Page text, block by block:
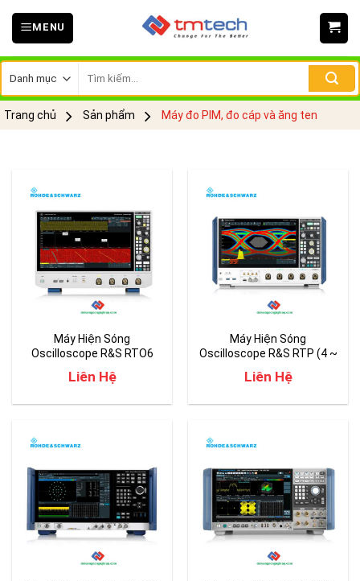
Skip
MENU
kiếm:
Trang chủ Sản phẩm Máy đo PIM, đo cáp và ăng ten
Máy Hiện Sóng
Oscilloscope R&S RTO6
Liên Hệ
Máy Hiện Sóng
Oscilloscope R&S RTP (4 ~
Liên Hệ